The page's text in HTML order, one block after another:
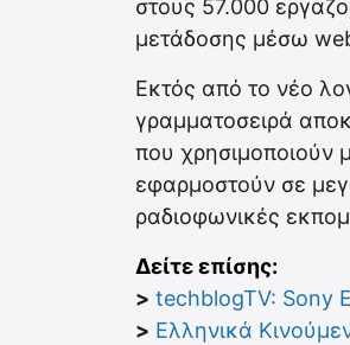
στους 57.000
μετάδοσης μέσω
Εκτός από το νέο
γραμματοσειρά
που χρησιμοποιούν
εφαρμοστούν σε
ραδιοφωνικές
Δείτε επίσης:
> techblogTV: Sony
> Ελληνικά